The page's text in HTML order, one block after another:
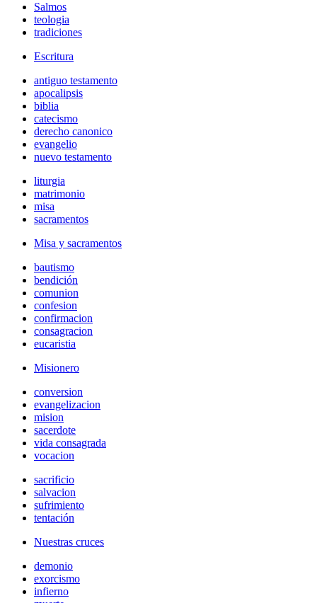
Salmos
teologia
tradiciones
Escritura
antiguo testamento
apocalipsis
biblia
catecismo
derecho canonico
evangelio
nuevo testamento
liturgia
matrimonio
misa
sacramentos
Misa y sacramentos
bautismo
bendición
comunion
confesion
confirmacion
consagracion
eucaristia
Misionero
conversion
evangelizacion
mision
sacerdote
vida consagrada
vocacion
sacrificio
salvacion
sufrimiento
tentación
Nuestras cruces
demonio
exorcismo
infierno